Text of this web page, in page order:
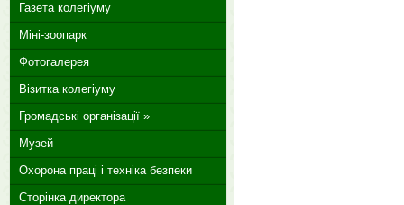
Газета колегіуму
Міні-зоопарк
Фотогалерея
Візитка колегіуму
Громадські організації »
Музей
Охорона праці і техніка безпеки
Сторінка директора